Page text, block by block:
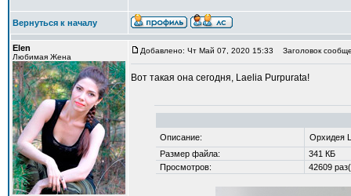
Вернуться к началу
Elen
Любимая Жена
Добавлено: Чт Май 07, 2020 15:33 Заголовок
Вот такая она сегодня, Laelia Purpurata!
Описание:
Орхидея
Размер файла:
341 КБ
Просмотров:
42609